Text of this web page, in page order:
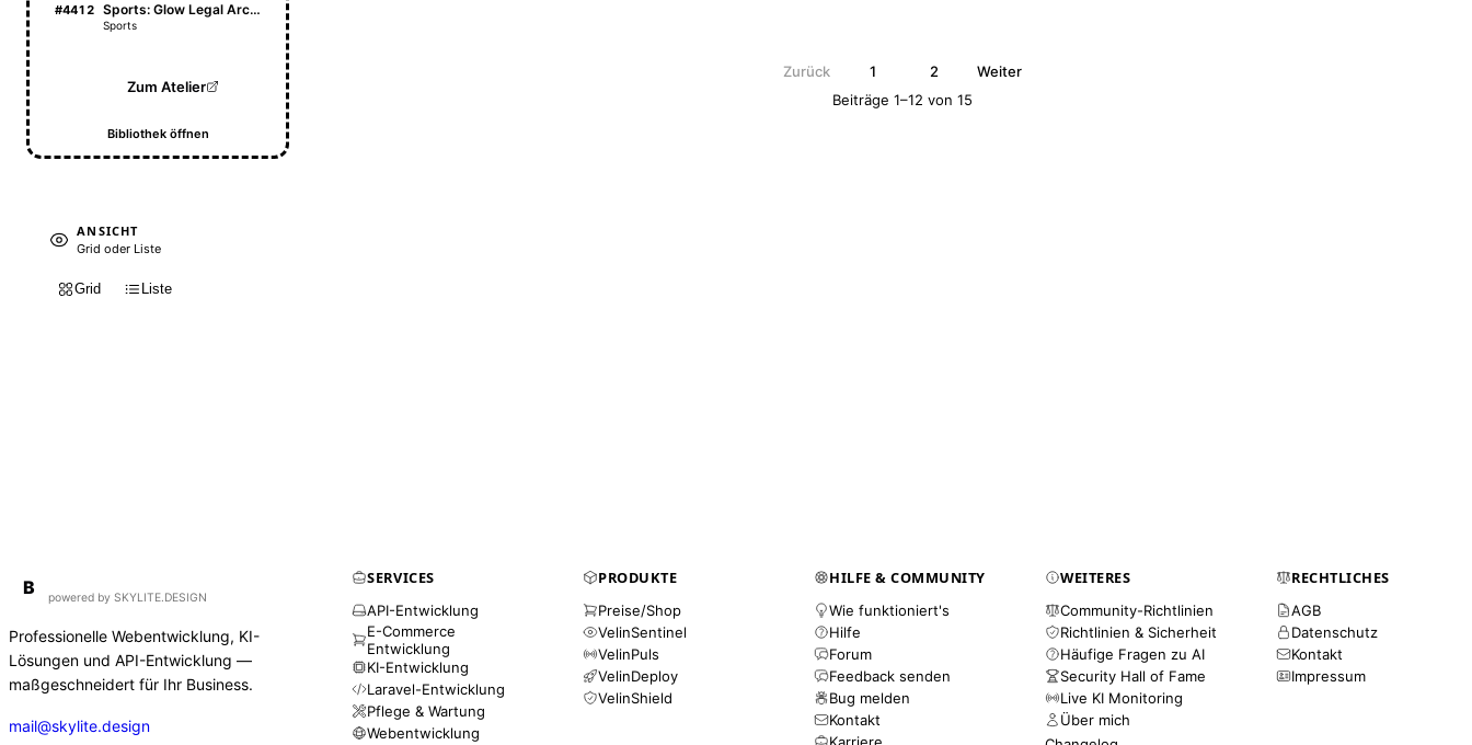
#4412 Sports: Glow Legal Archive
Sports
Zum Atelier
Bibliothek öffnen
ANSICHT
Grid oder Liste
Grid Liste
Zurück 1 2
Weiter
Beiträge 1–12 von 15
B powered by SKYLITE.DESIGN
Professionelle Webentwicklung, KI-
Lösungen und API-Entwicklung —
maßgeschneidert für Ihr Business.
mail@skylite.design
SERVICES
API-Entwicklung
E-Commerce
Entwicklung
KI-Entwicklung
Laravel-Entwicklung
Pflege & Wartung
Webentwicklung
PRODUKTE
Preise/Shop
VelinSentinel
VelinPuls
VelinDeploy
VelinShield
HILFE & COMMUNITY
Wie funktioniert's
Hilfe
Forum
Feedback senden
Bug melden
Kontakt
WEITERES
Community-Richtlinien
Richtlinien & Sicherheit
Häufige Fragen zu AI
Security Hall of Fame
Live KI Monitoring
Über mich
RECHTLICHES
AGB
Datenschutz
Kontakt
Impressum